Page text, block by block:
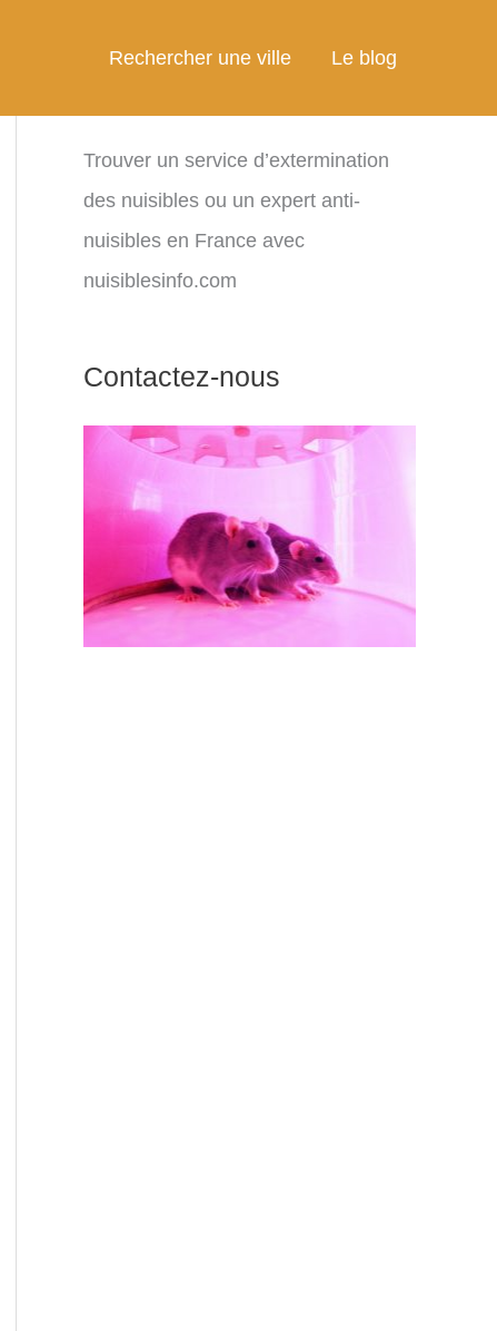
Rechercher une ville Le blog
Trouver un service d’extermination
des nuisibles ou un expert anti-
nuisibles en France avec
nuisiblesinfo.com
Contactez-nous